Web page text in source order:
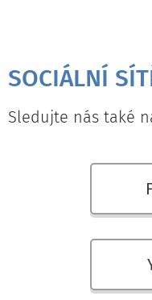
SOCIÁLNÍ
Sledujte nás také